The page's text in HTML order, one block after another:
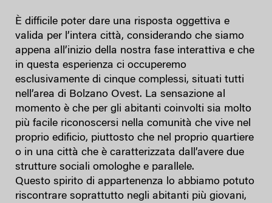
È difficile poter dare una risposta oggettiva e
valida per l’intera città, considerando che siamo
appena all’inizio della nostra fase interattiva e che
in questa esperienza ci occuperemo
esclusivamente di cinque complessi, situati tutti
nell’area di Bolzano Ovest. La sensazione al
momento è che per gli abitanti coinvolti sia molto
più facile riconoscersi nella comunità che vive nel
proprio edificio, piuttosto che nel proprio quartiere
o in una città che è caratterizzata dall’avere due
strutture sociali omologhe e parallele.
Questo spirito di appartenenza lo abbiamo potuto
riscontrare soprattutto negli abitanti più giovani,